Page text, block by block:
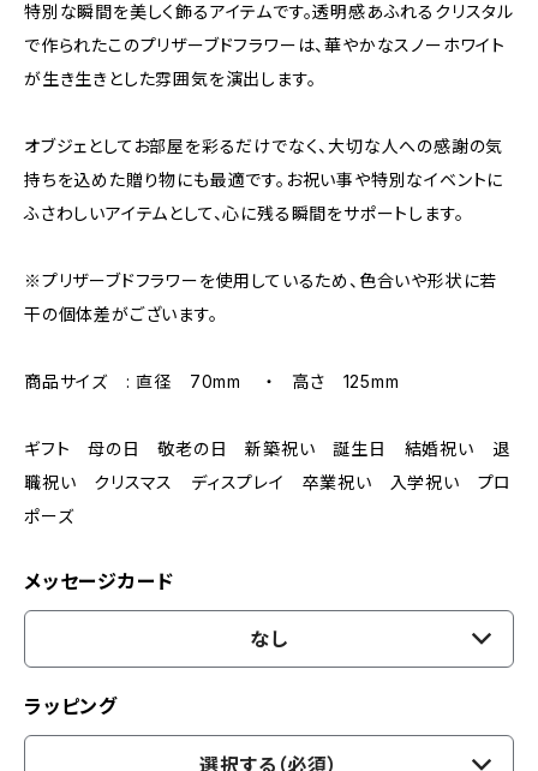
特別な瞬間を美しく飾るアイテムです。透明感あふれるクリスタル
で作られたこのプリザーブドフラワーは、華やかなスノーホワイト
が生き生きとした雰囲気を演出します。
オブジェとしてお部屋を彩るだけでなく、大切な人への感謝の気
持ちを込めた贈り物にも最適です。お祝い事や特別なイベントに
ふさわしいアイテムとして、心に残る瞬間をサポートします。
※プリザーブドフラワーを使用しているため、色合いや形状に若
干の個体差がございます。
商品サイズ : 直径 70mm ・ 高さ 125mm
ギフト 母の日 敬老の日 新築祝い 誕生日 結婚祝い 退
職祝い クリスマス ディスプレイ 卒業祝い 入学祝い プロ
ポーズ
メッセージカード
なし
ラッピング
選択する（必須）